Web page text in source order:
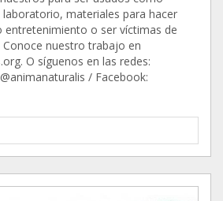
materiales para hacer
entretenimiento o ser víctimas de
nuestro trabajo en
O síguenos en las redes:
/ Facebook: